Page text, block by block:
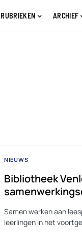
RUBRIEKEN ARCHIEF
NIEUWS
Bibliotheek
Samen werken aan
leerlingen in het